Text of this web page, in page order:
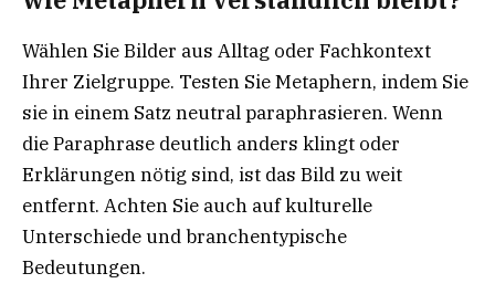
Wählen Sie Bilder aus Alltag oder Fachkontext
Ihrer Zielgruppe. Testen Sie Metaphern, indem Sie
sie in einem Satz neutral paraphrasieren. Wenn
die Paraphrase deutlich anders klingt oder
Erklärungen nötig sind, ist das Bild zu weit
entfernt. Achten Sie auch auf kulturelle
Unterschiede und branchentypische
Bedeutungen.